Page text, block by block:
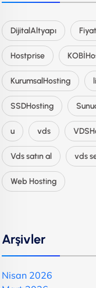
DijitalAltyapı
Hostprise
KurumsalHosting
SSDHosting
u vds
Vds satın al vds
Web Hosting
Arşivler
Nisan 2026